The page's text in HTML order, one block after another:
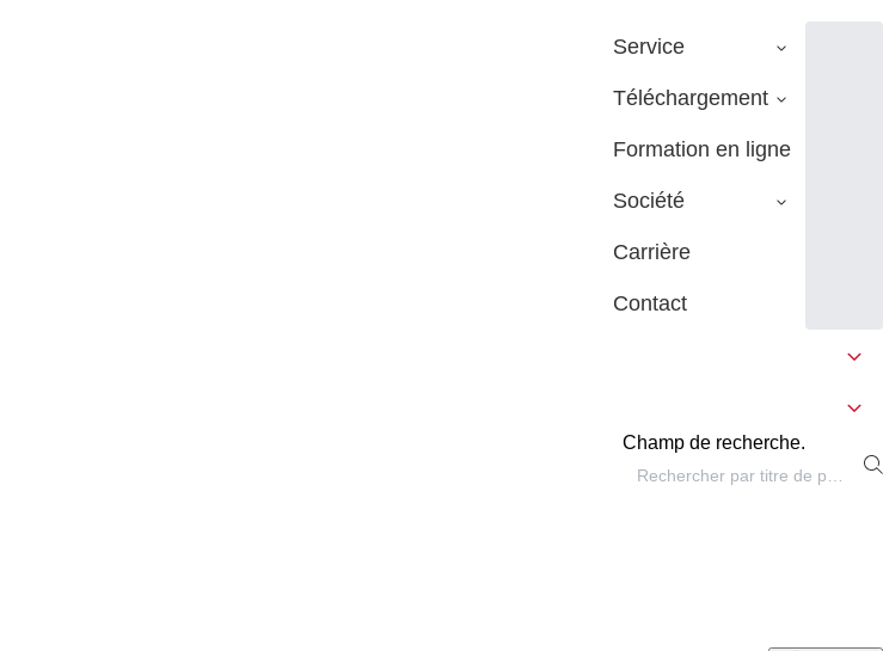
Service
Téléchargement
Formation en ligne
Société
Carrière
Contact
Champ de recherche.